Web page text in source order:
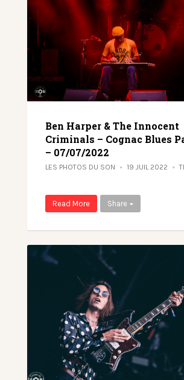
Ben Harper & The Innocent
Criminals – Cognac Blues
– 07/07/2022
LES PHOTOS DU SON 19 JUIL 2022
Read More Share